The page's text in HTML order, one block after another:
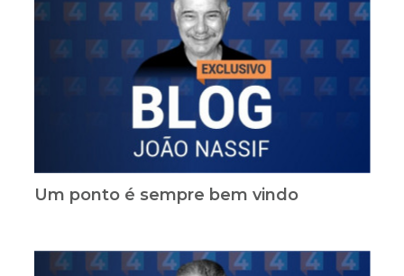
Um ponto é sempre bem vindo